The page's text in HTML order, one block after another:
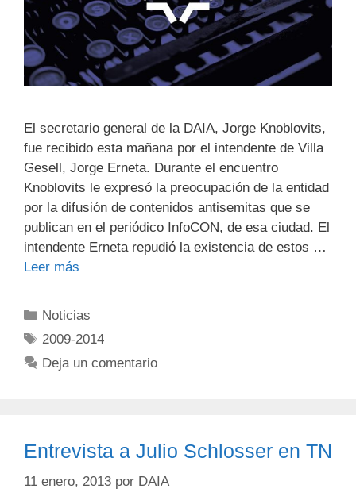
El secretario general de la DAIA, Jorge Knoblovits,
fue recibido esta mañana por el intendente de Villa
Gesell, Jorge Erneta. Durante el encuentro
Knoblovits le expresó la preocupación de la entidad
por la difusión de contenidos antisemitas que se
publican en el periódico InfoCON, de esa ciudad. El
intendente Erneta repudió la existencia de estos …
Leer más
Noticias
2009-2014
Deja un comentario
Entrevista a Julio Schlosser en TN
11 enero, 2013 por DAIA